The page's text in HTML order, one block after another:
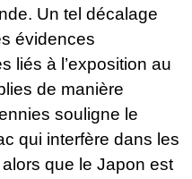
Un tel décalage
évidences
liés à l’exposition au
de manière
souligne le
qui interfère dans les
que le Japon est